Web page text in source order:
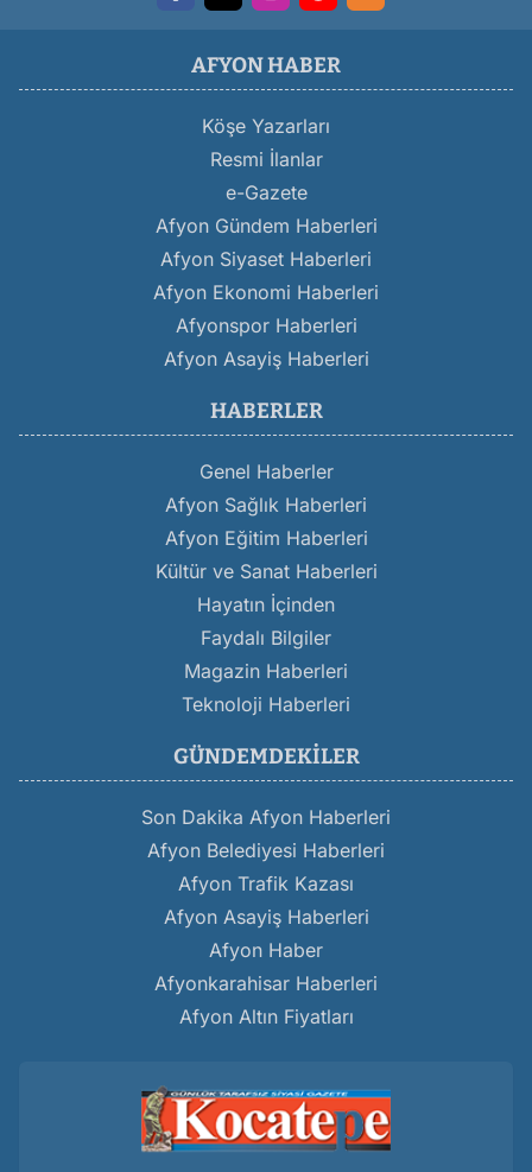
AFYON HABER
Köşe Yazarları
Resmi İlanlar
e-Gazete
Afyon Gündem Haberleri
Afyon Siyaset Haberleri
Afyon Ekonomi Haberleri
Afyonspor Haberleri
Afyon Asayiş Haberleri
HABERLER
Genel Haberler
Afyon Sağlık Haberleri
Afyon Eğitim Haberleri
Kültür ve Sanat Haberleri
Hayatın İçinden
Faydalı Bilgiler
Magazin Haberleri
Teknoloji Haberleri
GÜNDEMDEKILER
Son Dakika Afyon Haberleri
Afyon Belediyesi Haberleri
Afyon Trafik Kazası
Afyon Asayiş Haberleri
Afyon Haber
Afyonkarahisar Haberleri
Afyon Altın Fiyatları